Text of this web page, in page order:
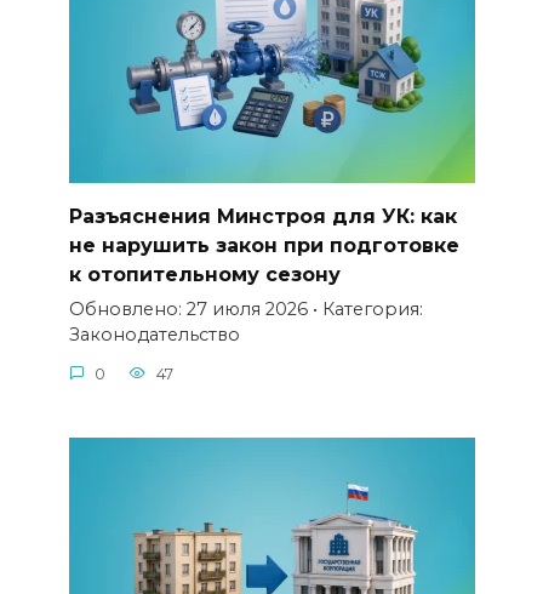
Разъяснения Минстроя для УК: как
не нарушить закон при подготовке
к отопительному сезону
Обновлено: 27 июля 2026 • Категория:
Законодательство
0 47